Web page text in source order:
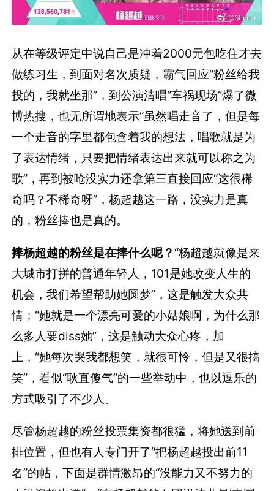
从在等级评定中说自己是冲着2000元包吃住才去
做练习生，到面对名次质疑，霸气回应“粉丝给我
投的，我就坐那”，到公演清唱“车祸现场”爆了微
博热搜，也无所谓地表示“虽然唱走音了，但是每
一个走音的字里都包含着我的想法，唱歌就是为
了表达情绪，只要把情绪表达出来就可以称之为
歌”，再到被呛没实力还拿第三直接回应“这很稀
奇吗？不稀奇呀”，杨超越这一路，没实力是真
的，粉丝捧也是真的。
捧杨超越的粉丝是在捧什么呢？ “杨超越就像是来
大城市打拼的普通年轻人，101是她改变人生的
机会，我们希望帮助她圆梦”，这是触发大众共
情；“她就是一个漂亮可爱的小姑娘啊，为什么那
么多人要diss她”，这是触动大众心疼，加
上，“她每次哭我都想笑，就很可怜，但是又很搞
笑”，看似“耿直傻气”的一些举动中，也以逗乐的
方式吸引了不少人。
尽管杨超越的粉丝投票集资都很猛，将她送到前
排位置，但也有人专门开了“把杨超越投出前11
名”的帖，下面是群情激昂的“没能力又不努力的